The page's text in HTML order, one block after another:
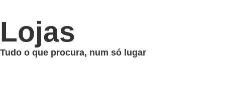
Lojas
Tudo o que procura, num só lugar